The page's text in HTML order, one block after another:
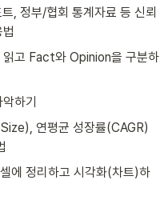
, 정부/협회 통계자료 등 신뢰
읽고 Fact와 Opinion을 구분하
하기
연평균 성장률(CAGR)
에 정리하고 시각화(차트)하